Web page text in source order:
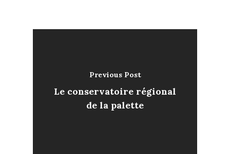
Previous Post
Le conservatoire régional
de la palette